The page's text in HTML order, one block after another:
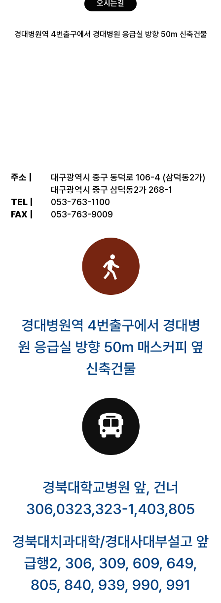
오시는길
경대병원역 4번출구에서 경대병원 응급실 방향 50m 신축건물
주소 |
대구광역시 중구 동덕로 106-4 (삼덕동2가)
대구광역시 중구 삼덕동2가 268-1
TEL |
053-763-1100
FAX |
053-763-9009